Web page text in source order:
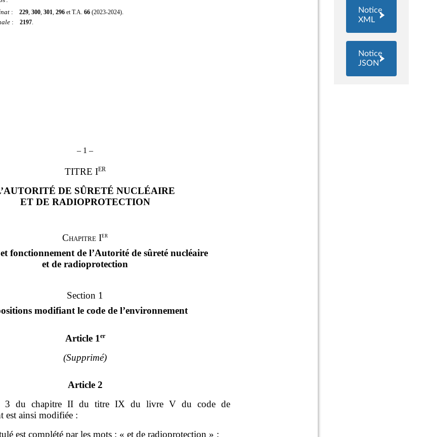
Notice
XML
Notice
JSON